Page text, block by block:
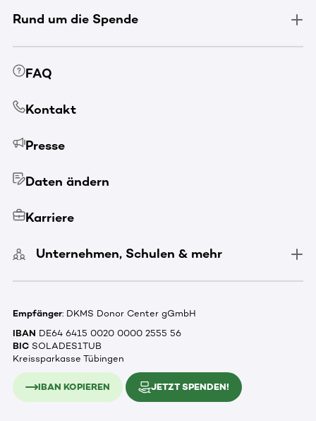
Rund um die Spende
FAQ
Kontakt
Presse
Daten ändern
Karriere
Unternehmen, Schulen & mehr
Empfänger: DKMS Donor Center gGmbH
IBAN DE64 6415 0020 0000 2555 56
BIC SOLADES1TUB
Kreissparkasse Tübingen
IBAN KOPIEREN JETZT SPENDEN!